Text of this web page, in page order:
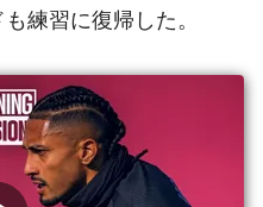
練習に復帰した。